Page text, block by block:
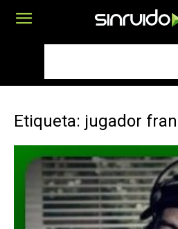
Etiqueta: jugador